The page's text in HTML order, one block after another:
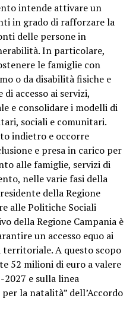
intende attivare un
in grado di rafforzare la
delle persone in
In particolare,
le famiglie con
o da disabilità fisiche e
accesso ai servizi,
e consolidare i modelli di
sociali e comunitari.
indietro e occorre
e presa in carico per
alle famiglie, servizi di
nelle varie fasi della
della Regione
alle Politiche Sociali
della Regione Campania è
un accesso equo ai
A questo scopo
52 milioni di euro a valere
2027 e sulla linea
la natalità” dell’Accordo